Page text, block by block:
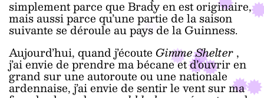
simplement parce que Brady en est originaire,
mais aussi parce qu’une partie de la saison
suivante se déroule au pays de la Guinness.
Aujourd’hui, quand j’écouteGimme Shelter,
j’ai envie de prendre ma bécane et d’ouvrir en
grand sur une autoroute ou une nationale
ardennaise, j’ai envie de sentir le vent sur ma